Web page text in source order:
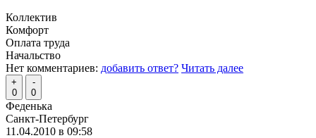
Коллектив
Комфорт
Оплата труда
Начальство
Нет комментариев: добавить ответ? Читать далее
+
0
-
0
Феденька
Санкт-Петербург
11.04.2010 в 09:58